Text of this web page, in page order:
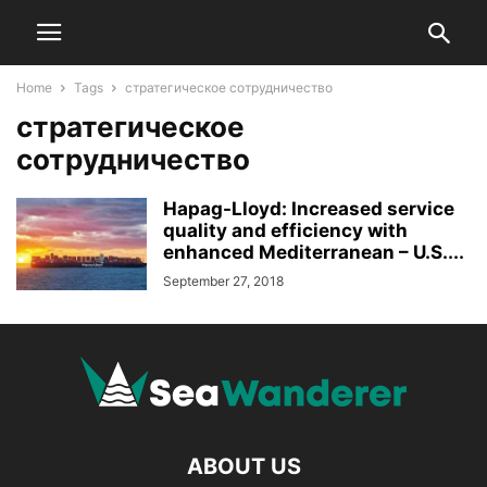
Home Tags стратегическое сотрудничество
стратегическое
сотрудничество
Hapag-Lloyd: Increased service
quality and efficiency with
enhanced Mediterranean – U.S....
September 27, 2018
ABOUT US